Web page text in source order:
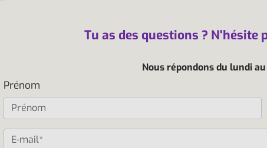
Tu as des questions ? N'hésite
Nous répondons du lundi
Prénom